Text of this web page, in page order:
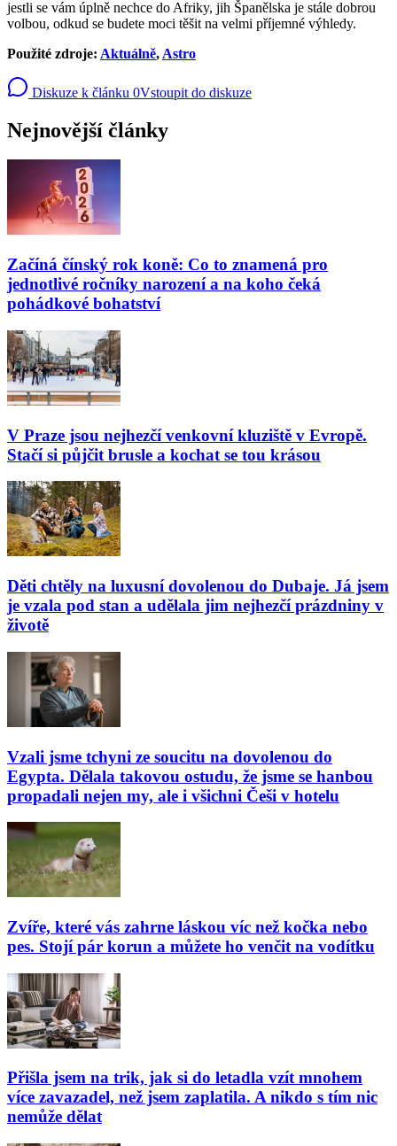
jestli se vám úplně nechce do Afriky, jih Španělska je stále dobrou
volbou, odkud se budete moci těšit na velmi příjemné výhledy.
Použité zdroje: Aktuálně, Astro
Diskuze k článku 0Vstoupit do diskuze
Nejnovější články
Začíná čínský rok koně: Co to znamená pro
jednotlivé ročníky narození a na koho čeká
pohádkové bohatství
V Praze jsou nejhezčí venkovní kluziště v Evropě.
Stačí si půjčit brusle a kochat se tou krásou
Děti chtěly na luxusní dovolenou do Dubaje. Já jsem
je vzala pod stan a udělala jim nejhezčí prázdniny v
životě
Vzali jsme tchyni ze soucitu na dovolenou do
Egypta. Dělala takovou ostudu, že jsme se hanbou
propadali nejen my, ale i všichni Češi v hotelu
Zvíře, které vás zahrne láskou víc než kočka nebo
pes. Stojí pár korun a můžete ho venčit na vodítku
Přišla jsem na trik, jak si do letadla vzít mnohem
více zavazadel, než jsem zaplatila. A nikdo s tím nic
nemůže dělat